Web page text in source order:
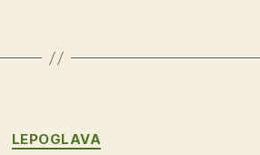
Kategorije
LEPOGLAVA